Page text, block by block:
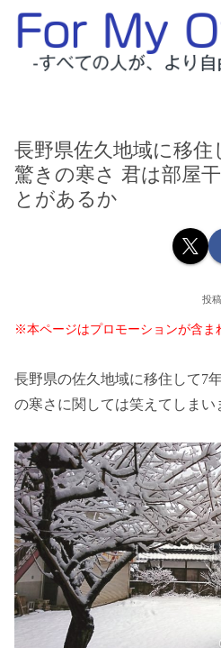
長野県佐久地域に移
驚きの寒さ 君は部屋
とがあるか
※本ページはプロモーションが含ま
長野県の佐久地域に移住して7
の寒さに関しては笑えてしまい